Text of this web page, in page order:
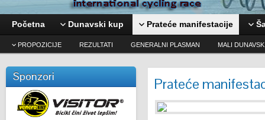
Početna Dunavski kup Prateće manifestacije
PROPOZICIJE REZULTATI GENERALNI PLASMAN MALI
Sponzori Prateće